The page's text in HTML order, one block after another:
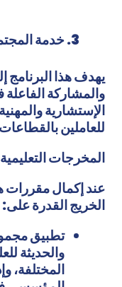
خدمة
يهدف هذا البرنامج
والمشاركة
الإستشارية
للعاملين
المخرجات
عند إكمال مقررات
الخريج القدرة على:
تطبيق
والحديثة
المختلفة،